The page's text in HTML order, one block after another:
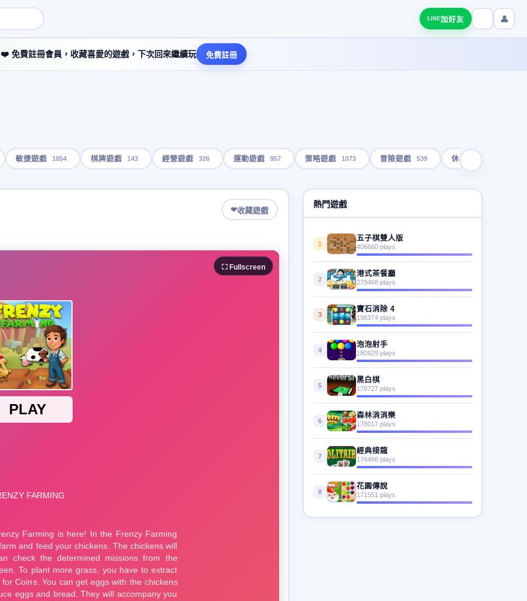
LINE加好友 👤
❤️ 免費註冊會員，收藏喜愛的遊戲，下次回來繼續玩 免費註冊
敏捷遊戲 1854 棋牌遊戲 143 經營遊戲 326 運動遊戲 957 策略遊戲 1073 冒險遊戲 539 休閒遊戲
❤收藏遊戲
⛶ Fullscreen
熱門遊戲
1
五子棋雙人版
406660 plays
2
港式茶餐廳
279468 plays
3
寶石消除 4
196374 plays
4
泡泡射手
180929 plays
5
黑白棋
178727 plays
6
森林消消樂
178017 plays
7
經典接龍
176466 plays
8
花園傳說
171551 plays